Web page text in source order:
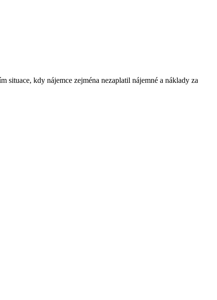
kdy nájemce zejména nezaplatil nájemné a náklady za